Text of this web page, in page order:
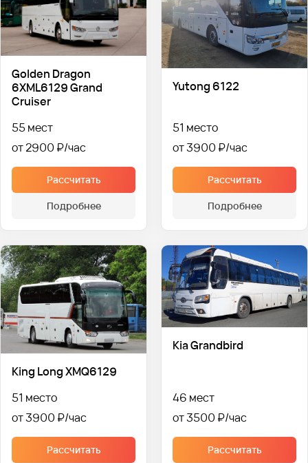
Golden Dragon
6XML6129 Grand
Cruiser
55 мест
от 2900 ₽
Рассчитать
Подробнее
Yutong 6122
51 место
от 3900 ₽
Рассчитать
Подробнее
King Long XMQ6129
51 место
от 3900 ₽
Рассчитать
Kia Grandbird
46 мест
от 3500 ₽
Рассчитать